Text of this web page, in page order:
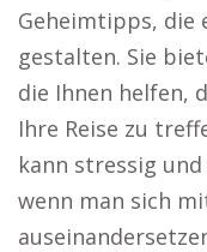
Geheimtipps, die
gestalten. Sie
die Ihnen helfen,
Ihre Reise zu
kann stressig
wenn man sich